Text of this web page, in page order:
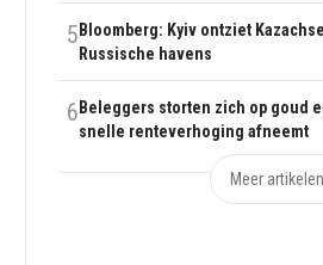
5 Bloomberg: Kyiv ontziet
Russische havens
6 Beleggers storten zich op goud
snelle renteverhoging afneemt
Meer artikelen